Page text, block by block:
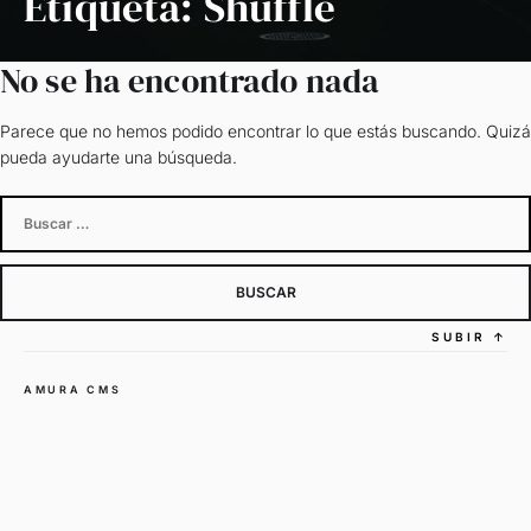
No se ha encontrado nada
Parece que no hemos podido encontrar lo que estás buscando. Quizá
pueda ayudarte una búsqueda.
SUBIR ↑
AMURA CMS